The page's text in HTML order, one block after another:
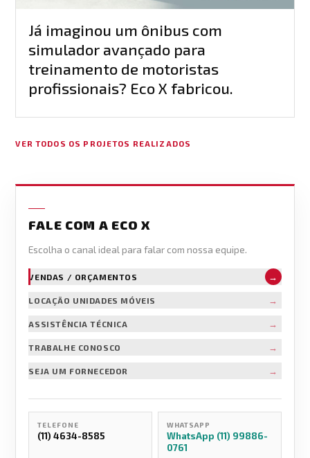
Já imaginou um ônibus com
simulador avançado para
treinamento de motoristas
profissionais? Eco X fabricou.
VER TODOS OS PROJETOS REALIZADOS
FALE COM A ECO X
Escolha o canal ideal para falar com nossa equipe.
VENDAS / ORÇAMENTOS →
LOCAÇÃO UNIDADES MÓVEIS →
ASSISTÊNCIA TÉCNICA →
TRABALHE CONOSCO →
SEJA UM FORNECEDOR →
TELEFONE
(11) 4634-8585
WHATSAPP
WhatsApp (11) 99886-
0761